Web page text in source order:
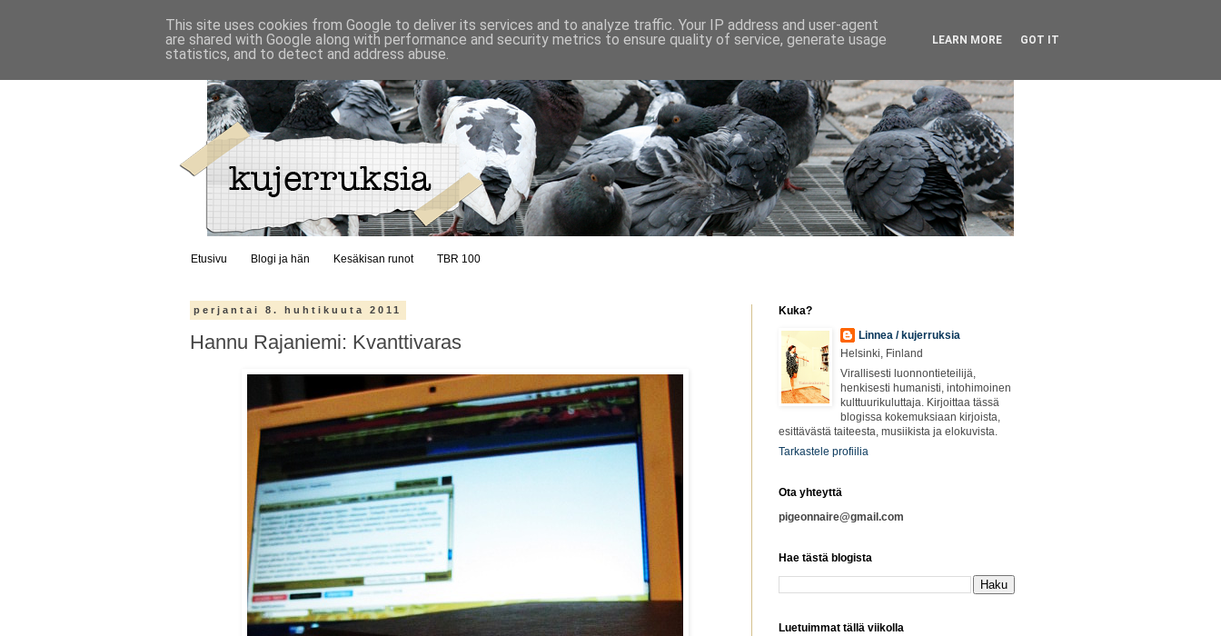
Etusivu Blogi ja hän Kesäkisan runot TBR 100
perjantai 8. huhtikuuta 2011
Hannu Rajaniemi: Kvanttivaras
Kuka?
Linnea / kujerruksia
Helsinki, Finland
Virallisesti luonnontieteilijä,
henkisesti humanisti, intohimoinen
kulttuurikuluttaja. Kirjoittaa tässä
blogissa kokemuksiaan kirjoista,
esittävästä taiteesta, musiikista ja elokuvista.
Tarkastele profiilia
Ota yhteyttä
pigeonnaire@gmail.com
Hae tästä blogista
Luetuimmat tällä viikolla
This site uses cookies from Google to deliver its services and to analyze traffic. Your IP address and user-agent
are shared with Google along with performance and security metrics to ensure quality of service, generate usage
statistics, and to detect and address abuse.
LEARN MORE GOT IT